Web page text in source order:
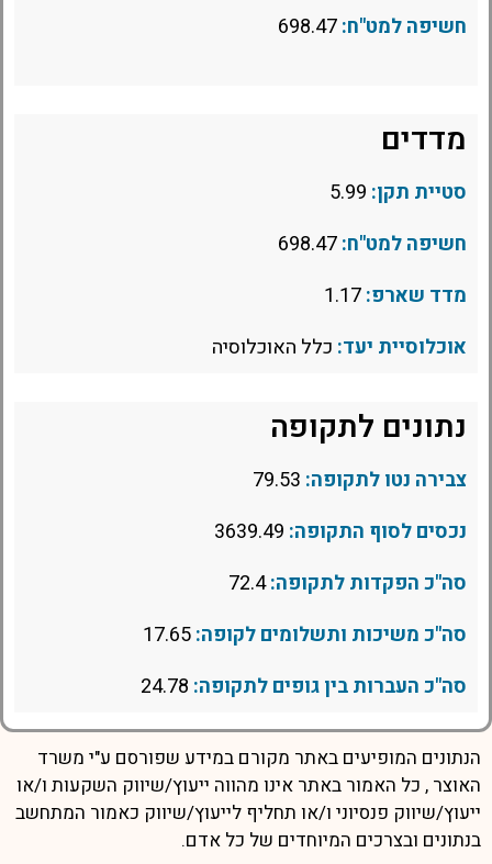
חשיפה למט"ח:
מדדים
סטיית תקן:
חשיפה למט"ח:
מדד שארפ:
אוכלוסיית יעד: כלל האוכלוסיה
נתונים לתקופה
צבירה נטו לתקופה:
נכסים לסוף התקופה:
סה"כ הפקדות לתקופה:72.4
סה"כ משיכות ותשלומים לקופה:
סה"כ העברות בין גופים לתקופה:
הנתונים המופיעים באתר מקורם במידע שפורסם ע"י משרד
האוצר , כל האמור באתר אינו מהווה ייעוץ/שיווק השקעות ו/או
ייעוץ/שיווק פנסיוני ו/או תחליף לייעוץ/שיווק כאמור המתחשב
בנתונים ובצרכים המיוחדים של כל אדם.